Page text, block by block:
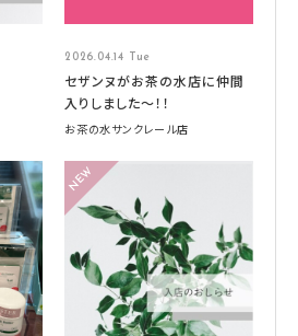
2026.04.14 Tue
セザンヌがお茶の水店に仲間
入りしました～！！
お茶の水サンクレール店